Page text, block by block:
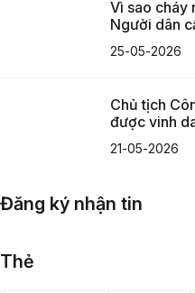
Vì sao cháy
Người dân
25-05-2026
Chủ tịch
được vinh
21-05-2026
Đăng ký nhận tin
Thẻ